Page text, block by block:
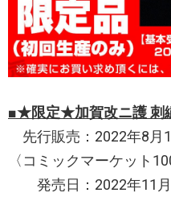
■★限定★加賀改ニ護 刺
先行販売：2022年8月
〈コミックマーケット
発売日：2022年11月